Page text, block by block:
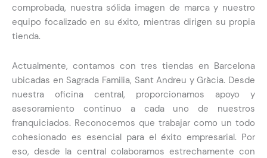
comprobada, nuestra sólida imagen de marca y nuestro
equipo focalizado en su éxito, mientras dirigen su propia
tienda.
Actualmente, contamos con tres tiendas en Barcelona
ubicadas en Sagrada Familia, Sant Andreu y Gràcia. Desde
nuestra oficina central, proporcionamos apoyo y
asesoramiento continuo a cada uno de nuestros
franquiciados. Reconocemos que trabajar como un todo
cohesionado es esencial para el éxito empresarial. Por
eso, desde la central colaboramos estrechamente con